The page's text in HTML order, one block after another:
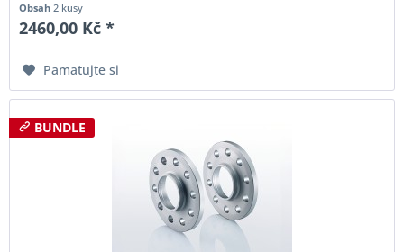
Obsah2 kusy
2460,00 Kč *
Pamatujte si
BUNDLE